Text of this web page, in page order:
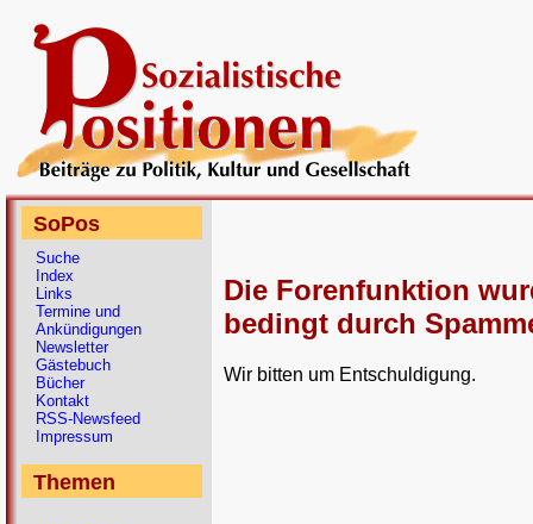
Die Forenfunktion
bedingt durch
Wir bitten um Entschuldigung.
SoPos
Suche
Index
Links
Termine und
Ankündigungen
Newsletter
Gästebuch
Bücher
Kontakt
RSS-Newsfeed
Impressum
Themen